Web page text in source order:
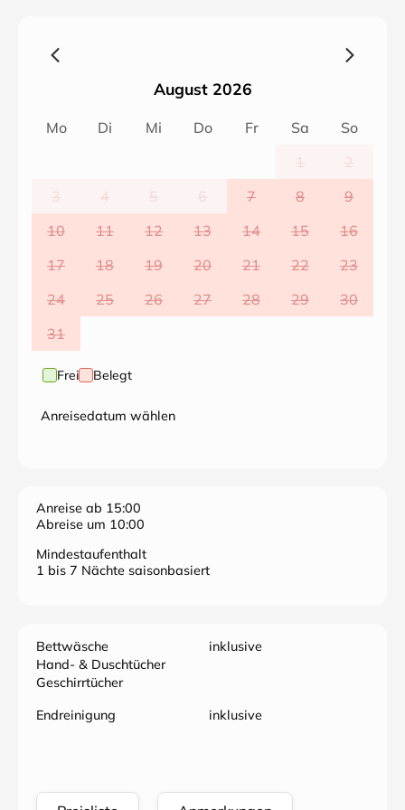
Eisfach und Mikrowelle. WLAN kostenfrei, Wellness
Franziskus inklusive.
An-/Abreise nur Samstag/Sonntag möglich, ab 6 ÜN.
August 2026
Mo Di Mi Do Fr Sa
So
1
2
3
4 5 6 7 8
9
10
11 12 13 14 15
16
17
18 19 20 21 22
23
24
25 26 27 28 29
30
31
Frei Belegt
Anreisedatum wählen
Anreise ab 15:00
Abreise um 10:00
Mindestaufenthalt
1 bis 7 Nächte saisonbasiert
Bettwäsche
Hand- & Duschtücher
Geschirrtücher
inklusive
Endreinigung inklusive